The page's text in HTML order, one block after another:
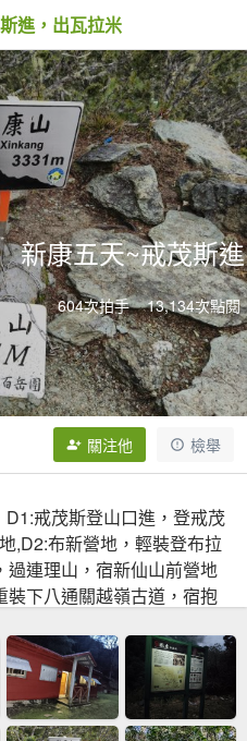
進，出瓦拉米
新康五天~戒茂斯
604次拍手 13,134次點閱
關注他 檢舉
戒茂斯登山口進，登戒茂
,D2:布新營地，輕裝登布拉
過連理山，宿新仙山前營地
裝下八通關越嶺古道，宿抱